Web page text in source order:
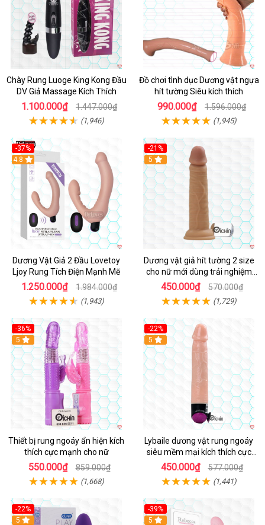
Chày Rung Luoge King Kong Đầu
DV Giả Massage Kích Thích
1.100.000₫ 1.447.000₫
(1,946)
Đồ chơi tình dục Dương vật ngựa
hít tường Siêu kích thích
990.000₫ 1.596.000₫
(1,945)
-37%
Hot
4.8
Dương Vật Giả 2 Đầu Lovetoy
Ljoy Rung Tích Điện Mạnh Mẽ
1.250.000₫ 1.984.000₫
(1,943)
-21%
Hot
5
Dương vật giả hít tường 2 size
cho nữ mới dùng trải nghiệm
thật
450.000₫ 570.000₫
(1,729)
-36%
Hot
5
Thiết bị rung ngoáy ẩn hiện kích
thích cực mạnh cho nữ
550.000₫ 859.000₫
(1,668)
-22%
Hot
5
Lybaile dương vật rung ngoáy
siêu mềm mại kích thích cực
mạnh
450.000₫ 577.000₫
(1,441)
-22%
Hot
5
-39%
Hot
5